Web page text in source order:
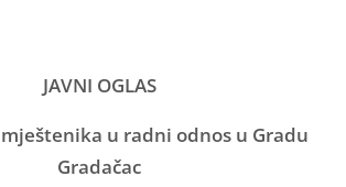
JAVNI OGLAS
u radni odnos u Gradu
Gradačac